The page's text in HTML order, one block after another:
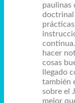
paulinas
doctrinal
hacer
cosas
llegado
también
sobre el
mejor